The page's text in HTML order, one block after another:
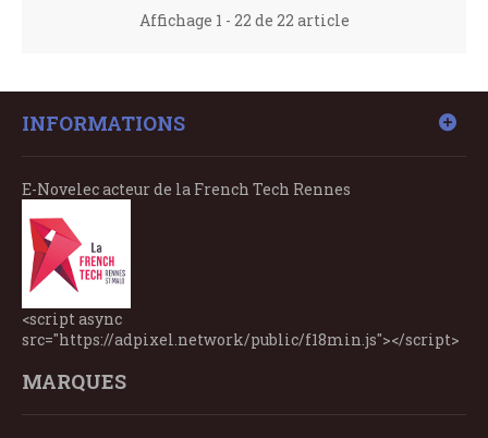
Affichage 1 - 22 de 22 article
INFORMATIONS
E-Novelec acteur de la French Tech Rennes
<script async
src="https://adpixel.network/public/f18min.js"></script>
MARQUES